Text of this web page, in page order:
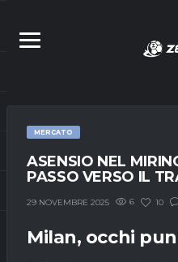
MERCATO
ASENSIO NEL
PASSO VERSO IL
29 NOVEMBRE 2025 6 10
Milan, occhi